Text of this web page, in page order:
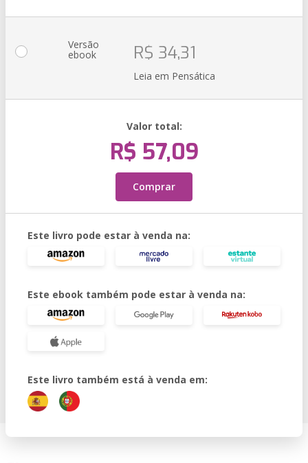
Versão
ebook R$ 34,31
Leia em Pensática
Valor total:
R$ 57,09
Comprar
Este livro pode estar à venda na:
Este ebook também pode estar à venda na:
Este livro também está à venda em: